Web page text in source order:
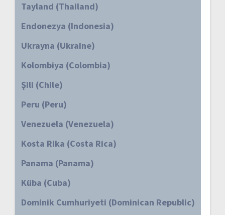
Tayland (Thailand)
Endonezya (Indonesia)
Ukrayna (Ukraine)
Kolombiya (Colombia)
Şili (Chile)
Peru (Peru)
Venezuela (Venezuela)
Kosta Rika (Costa Rica)
Panama (Panama)
Küba (Cuba)
Dominik Cumhuriyeti (Dominican Republic)